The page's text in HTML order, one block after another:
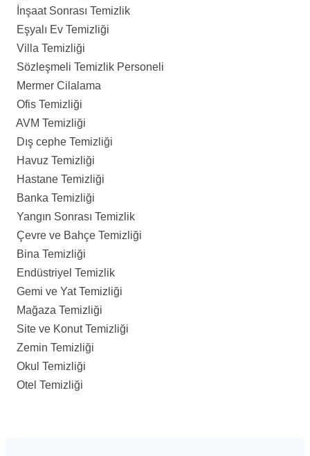
İnşaat Sonrası Temizlik
Eşyalı Ev Temizliği
Villa Temizliği
Sözleşmeli Temizlik Personeli
Mermer Cilalama
Ofis Temizliği
AVM Temizliği
Dış cephe Temizliği
Havuz Temizliği
Hastane Temizliği
Banka Temizliği
Yangın Sonrası Temizlik
Çevre ve Bahçe Temizliği
Bina Temizliği
Endüstriyel Temizlik
Gemi ve Yat Temizliği
Mağaza Temizliği
Site ve Konut Temizliği
Zemin Temizliği
Okul Temizliği
Otel Temizliği